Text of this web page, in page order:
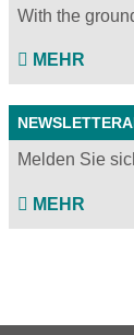
With the
MEHR
Melden Sie
MEHR